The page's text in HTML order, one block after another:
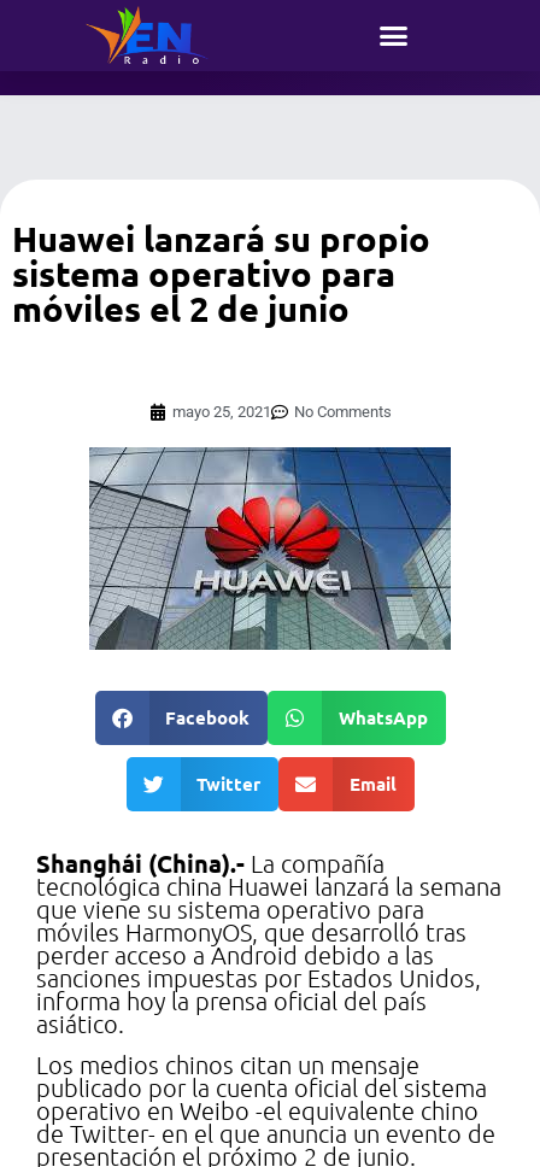
Huawei lanzará su propio
sistema operativo para
móviles el 2 de junio
mayo 25, 2021 No Comments
Facebook WhatsApp
Twitter Email
Shanghái (China).- La compañía
tecnológica china Huawei lanzará la semana
que viene su sistema operativo para
móviles HarmonyOS, que desarrolló tras
perder acceso a Android debido a las
sanciones impuestas por Estados Unidos,
informa hoy la prensa oficial del país
asiático.
Los medios chinos citan un mensaje
publicado por la cuenta oficial del sistema
operativo en Weibo -el equivalente chino
de Twitter- en el que anuncia un evento de
presentación el próximo 2 de junio.